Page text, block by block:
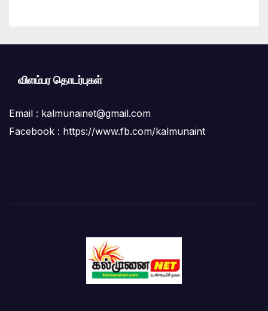
விளம்பர தொடர்புகள்
Email : kalmunainet@gmail.com
Facebook : https://www.fb.com/kalmunaint